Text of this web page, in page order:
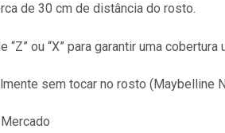
de 30 cm de distância do rosto.
ou “X” para garantir uma cobertura
sem tocar no rosto​ (Maybelline